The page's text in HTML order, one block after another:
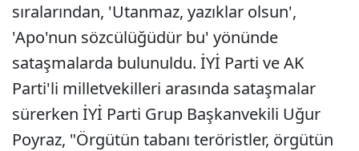
sıralarından, 'Utanmaz, yazıklar olsun',
'Apo'nun sözcülüğüdür bu' yönünde
sataşmalarda bulunuldu. İYİ Parti ve AK
Parti'li milletvekilleri arasında sataşmalar
sürerken İYİ Parti Grup Başkanvekili Uğur
Poyraz, "Örgütün tabanı teröristler, örgütün